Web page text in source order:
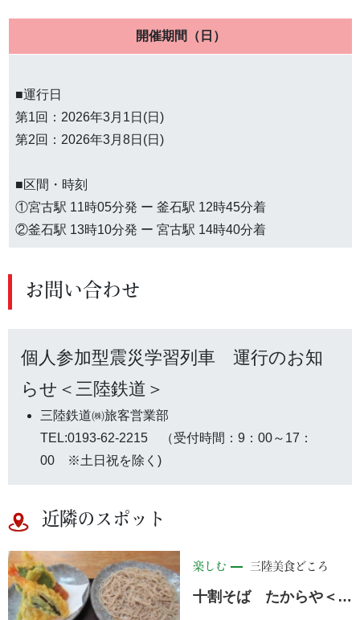
開催期間（日）
■運行日
第1回：2026年3月1日(日)
第2回：2026年3月8日(日)
■区間・時刻
①宮古駅 11時05分発 ー 釜石駅 12時45分着
②釜石駅 13時10分発 ー 宮古駅 14時40分着
お問い合わせ
個人参加型震災学習列車 運行のお知
らせ＜三陸鉄道＞
三陸鉄道㈱旅客営業部
TEL:0193-62-2215 （受付時間：9：00～17：
00 ※土日祝を除く)
近隣のスポット
楽しむ 三陸美食どころ
十割そば たからや＜宮古市:茂市＞